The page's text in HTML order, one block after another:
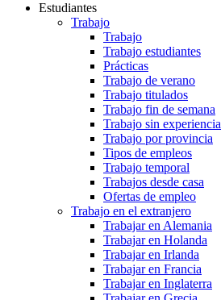
Estudiantes
Trabajo
Trabajo
Trabajo estudiantes
Prácticas
Trabajo de verano
Trabajo titulados
Trabajo fin de semana
Trabajo sin experiencia
Trabajo por provincia
Tipos de empleos
Trabajo temporal
Trabajos desde casa
Ofertas de empleo
Trabajo en el extranjero
Trabajar en Alemania
Trabajar en Holanda
Trabajar en Irlanda
Trabajar en Francia
Trabajar en Inglaterra